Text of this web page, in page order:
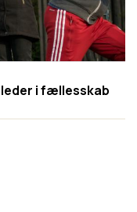
leder i fællesskab